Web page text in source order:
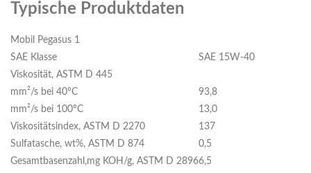
Typische Produktdaten
Mobil Pegasus 1
SAE Klasse
SAE 15W-40
Viskosität, ASTM D 445
mm²/s bei 40ºC
93,8
mm²/s bei 100ºC
13,0
Viskositätsindex, ASTM D 2270
137
Sulfatasche, wt%, ASTM D 874
0,5
Gesamtbasenzahl,mg KOH/g, ASTM D 28966,5